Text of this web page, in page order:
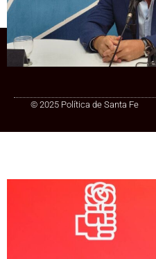
© 2025 Política de Santa Fe